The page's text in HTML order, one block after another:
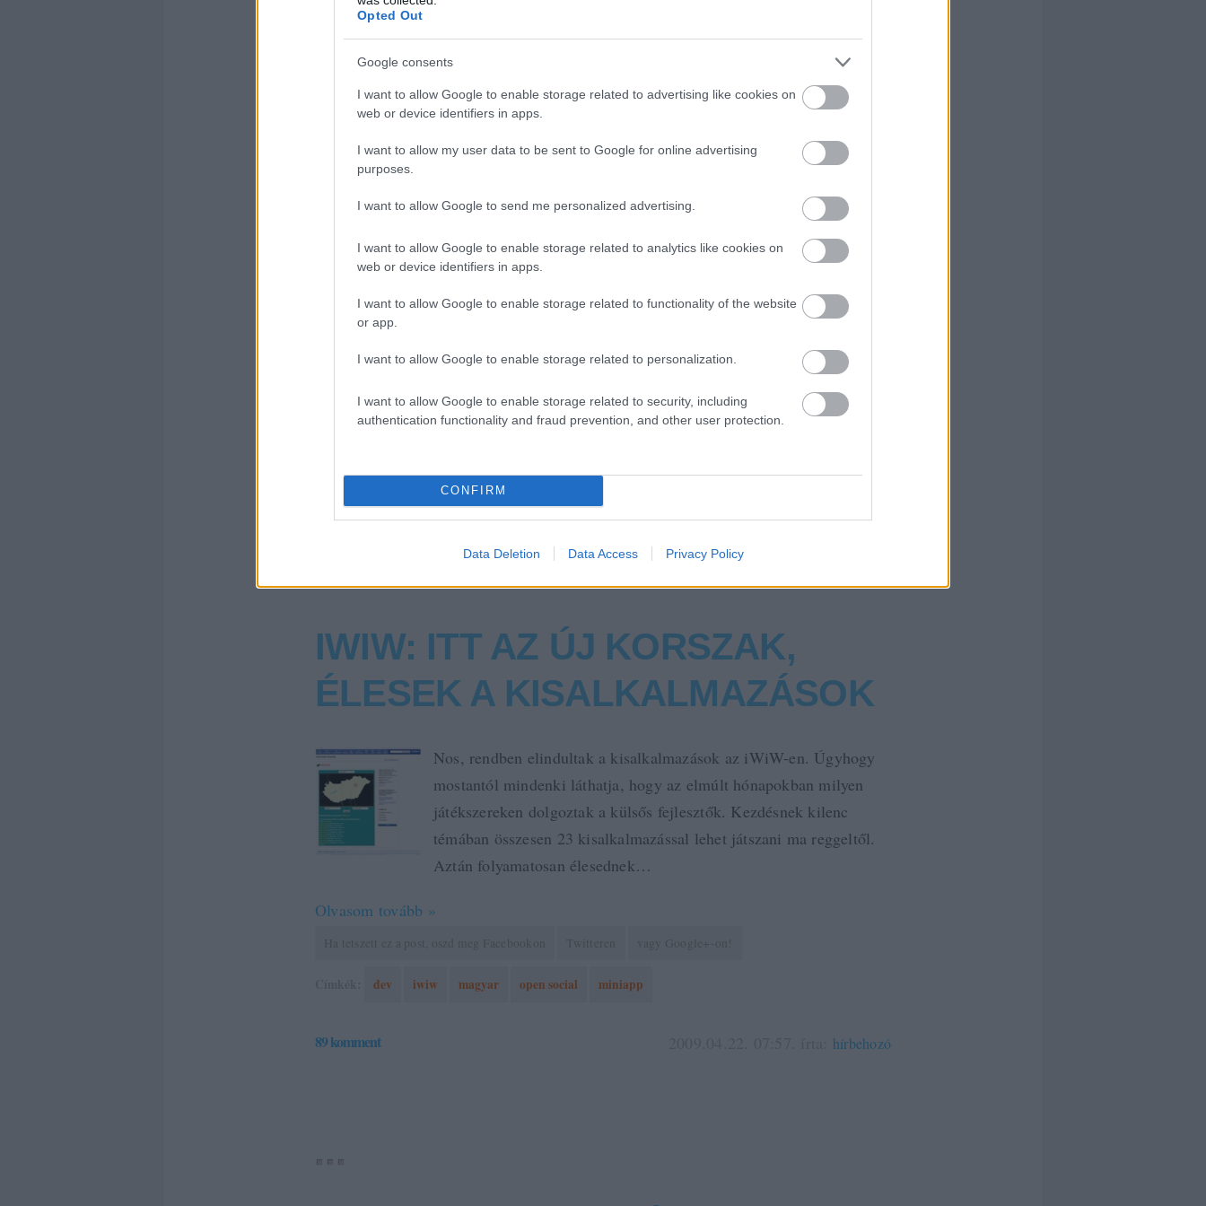
Opted Out
Google consents
I want to allow Google to enable storage related to advertising like cookies on
web or device identifiers in apps.
I want to allow my user data to be sent to Google for online advertising
purposes.
I want to allow Google to send me personalized advertising.
I want to allow Google to enable storage related to analytics like cookies on
web or device identifiers in apps.
I want to allow Google to enable storage related to functionality of the website
or app.
I want to allow Google to enable storage related to personalization.
I want to allow Google to enable storage related to security, including
authentication functionality and fraud prevention, and other user protection.
CONFIRM
Data Deletion Data Access Privacy Policy
ELSŐ MAGYAR MINIAPP SIKER:
EGYMÁS SZEMÉBEN
első miniapp sikertörténet. Az "Egymás szemében"-ről van szó,
en, néhány hét alatt.Sikerült megtudnunk pár statisztikai adatot
Olvasom tovább »
Ha tetszett ez a post, oszd meg Facebookon Twitteren vagy Google+-on!
Címkék: dev iwiw magyar open social miniapp
IWIW: ITT AZ ÚJ KORSZAK,
ÉLESEK A KISALKALMAZÁSOK
Nos, rendben elindultak a kisalkalmazások az iWiW-en. Úgyhogy
mostantól mindenki láthatja, hogy az elmúlt hónapokban milyen
játékszereken dolgoztak a külsős fejlesztők. Kezdésnek kilenc
témában összesen 23 kisalkalmazással lehet játszani ma reggeltől.
Aztán folyamatosan élesednek…
Olvasom tovább »
dev iwiw magyar open social miniapp
89komment hírbehozó